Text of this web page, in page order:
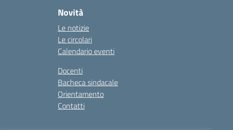
Novità
Le notizie
Le circolari
Calendario eventi
Docenti
Bacheca sindacale
Orientamento
Contatti